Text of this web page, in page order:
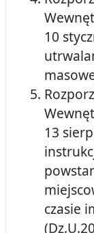
10
13
czasie